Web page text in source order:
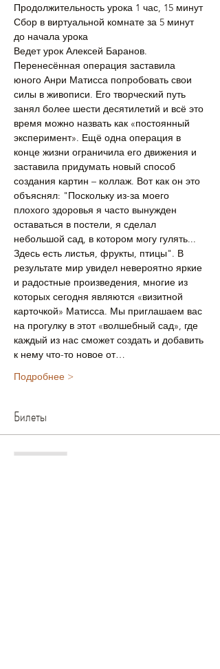
Продолжительность урока 1 час, 15 минут
Сбор в виртуальной комнате за 5 минут
до начала урока
Ведет урок Алексей Баранов.
Перенесённая операция заставила
юного Анри Матисса попробовать свои
силы в живописи. Его творческий путь
занял более шести десятилетий и всё это
время можно назвать как «постоянный
эксперимент». Ещё одна операция в
конце жизни ограничила его движения и
заставила придумать новый способ
создания картин – коллаж. Вот как он это
объяснял: "Поскольку из-за моего
плохого здоровья я часто вынужден
оставаться в постели, я сделал
небольшой сад, в котором могу гулять...
Здесь есть листья, фрукты, птицы". В
результате мир увидел невероятно яркие
и радостные произведения, многие из
которых сегодня являются «визитной
карточкой» Матисса. Мы приглашаем вас
на прогулку в этот «волшебный сад», где
каждый из нас сможет создать и добавить
к нему что-то новое от…
Подробнее >
Билеты